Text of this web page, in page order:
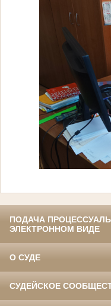
ПОДАЧА
ЭЛЕКТРОННОМ ВИДЕ
О СУДЕ
СУДЕЙСКОЕ